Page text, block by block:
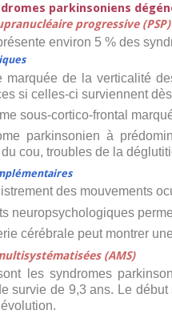
parkinsoniens
progressive (PSP)
environ 5 % des
marquée de la verticalité
si celles-ci surviennent
sous-cortico-frontal
parkinsonien à
cou, troubles de la
des mouvements
neuropsychologiques
cérébrale peut montrer
(AMS)
les syndromes
survie de 9,3 ans. Le